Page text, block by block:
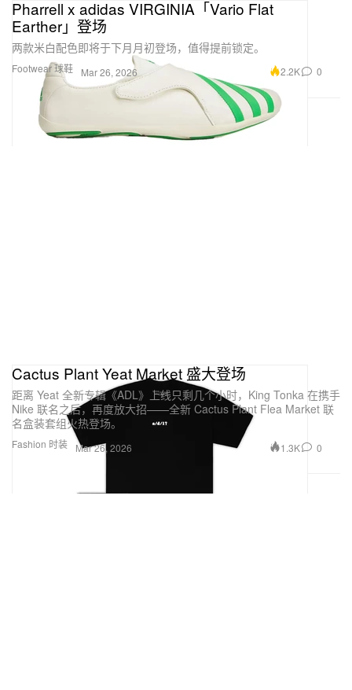
Footwear 球鞋
Pharrell x adidas VIRGINIA「Vario Flat
Earther」登场
两款米白配色即将于下月月初登场，值得提前锁定。
Mar 26, 2026 2.2K 0
Fashion 时装
Cactus Plant Yeat Market 盛大登场
距离 Yeat 全新专辑《ADL》上线只剩几个小时，King Tonka 在携手
Nike 联名之后，再度放大招——全新 Cactus Plant Flea Market 联
名盒装套组火热登场。
Mar 26, 2026 1.3K 0